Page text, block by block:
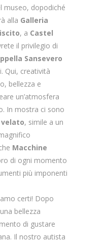
museo, dopodiché
alla Galleria
, a Castel
il privilegio di
Sansevero
Qui, creatività
bellezza e
un’atmosfera
In mostra ci sono
, simile a un
Macchine
di ogni momento
più imponenti
certi! Dopo
bellezza
di gustare
Il nostro autista